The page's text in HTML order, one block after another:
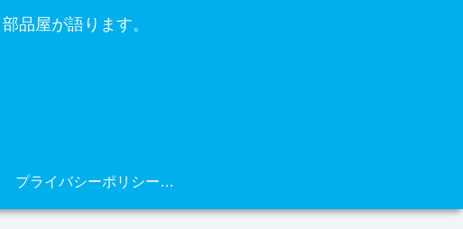
品屋が語ります。
プライバシーポリシー・免責事項